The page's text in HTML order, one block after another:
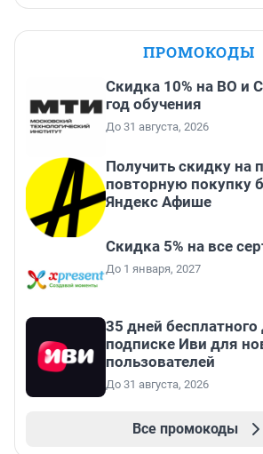
ПРОМОКОДЫ
Скидка 10% на ВО и
год обучения
До 31 августа, 2026
Получить скидку на
повторную покупку
Яндекс Афише
Скидка 5% на все
До 1 января, 2027
35 дней бесплатного
подписке Иви для
пользователей
До 31 августа, 2026
Все промокоды